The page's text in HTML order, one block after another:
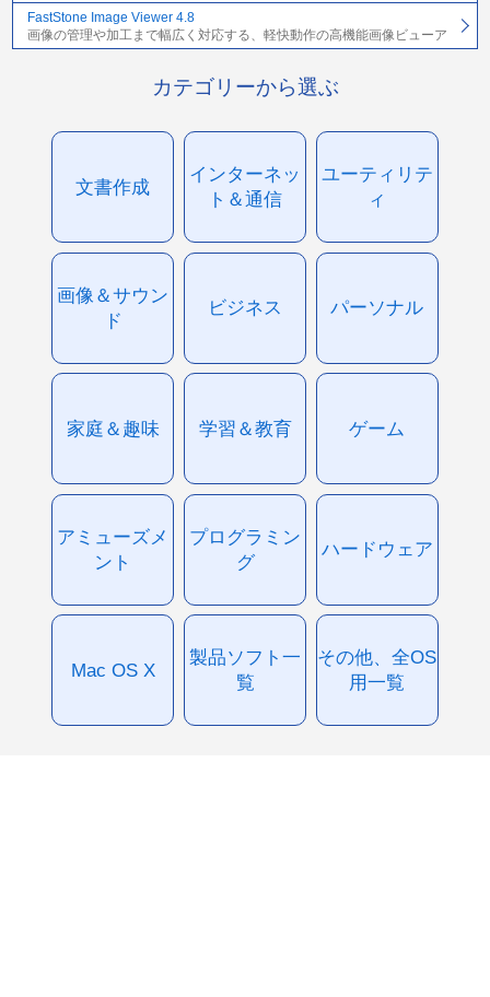
FastStone Image Viewer 4.8
画像の管理や加工まで幅広く対応する、軽快動作の高機能画像ビューア
カテゴリーから選ぶ
文書作成
インターネッ
ト＆通信
ユーティリテ
ィ
画像＆サウン
ド
ビジネス パーソナル
家庭＆趣味 学習＆教育 ゲーム
アミューズメ
ント
プログラミン
グ
ハードウェア
Mac OS X
製品ソフト一
覧
その他、全OS
用一覧